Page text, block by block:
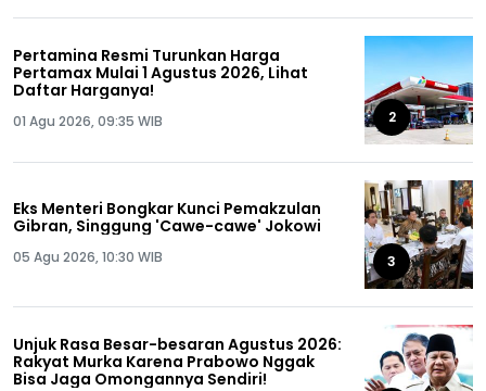
Pertamina Resmi Turunkan Harga
Pertamax Mulai 1 Agustus 2026, Lihat
Daftar Harganya!
01 Agu 2026, 09:35 WIB 2
Eks Menteri Bongkar Kunci Pemakzulan
Gibran, Singgung 'Cawe-cawe' Jokowi
05 Agu 2026, 10:30 WIB 3
Unjuk Rasa Besar-besaran Agustus 2026:
Rakyat Murka Karena Prabowo Nggak
Bisa Jaga Omongannya Sendiri!